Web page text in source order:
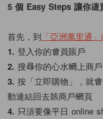
5 個 Easy Steps 讓你邊
首先，到 「亞洲萬里通
1. 登入你的會員賬戶
2. 搜尋你的心水網上商
3. 按「立即購物」，就
動連結回去該商戶網頁
4. 只須要像平日 online